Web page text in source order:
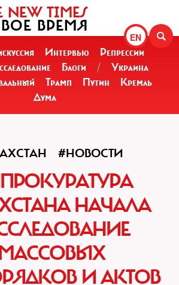
EN
NEW TIMES
ВРЕМЯ
Интервью
Репрессии
Блоги /
Украина
Трамп Путин
Кремль
Дума
#НОВОСТИ
НАЧАЛА
И АКТОВ